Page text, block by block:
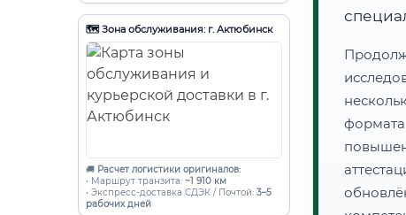
🗺️ Зона обслуживания: г. Актюбинск
🚚 Расчет логистики оригиналов:
• Маршрут транзита: ~1 910 км
• Экспресс-доставка СДЭК / Почтой: 3–5
рабочих дней